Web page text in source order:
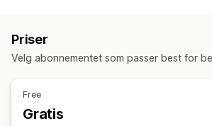
Unike besøkende
Nylige besøkende
Nylige
Engasjementssporing
Ikonposisjon
Priser
Velg abonnementet som passer best for
Free
Gratis